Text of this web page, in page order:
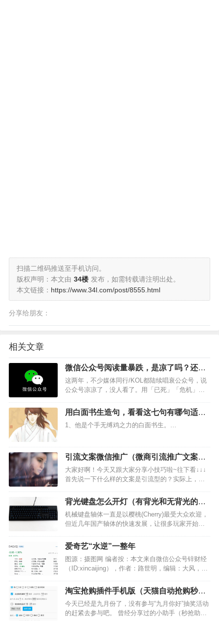
扫描二维码推送至手机访问。
版权声明：本文由 34楼 发布，如需转载请注明出处。
本文链接： https://www.34l.com/post/8555.html
分享给朋友：
相关文章
微信公众号阅读量暴跌，是凉了吗？还是
另有乾坤
这两年，不少媒体同行/KOL都陆续唱衰公众号，说
公众号凉凉了，没人看了。用「已死」「危机」
情况在订阅号改版成信息流推荐后，情况更盛。…
用白面书生造句，看看这七句有哪句适合
你？
1、他是个手无缚鸡之力的白面书生。…
引流文案微信推广（微商引流推广文案模
板）
大家好啊！今天又跟大家分享小技巧啦~往下看↓↓↓
首先说一下什么样的文案是引流型的？实际上，一
目的是先引流然后慢慢进行信任激活变现。 在标题
方面，通常有以下几种类型，今天为大家详细描述
一下。 一…
背光键盘怎么开灯（有背光和无背光的区
别）
机械键盘轴体一直是以樱桃(Cherry)最受大众欢迎，
但近几年国产轴体的快速发展，让很多玩家开始享
产的雷柏轴已经获得众多游戏爱好者的好评。雷柏
同时还有采用经典樱桃轴的产品，笔者最近收到雷
柏V8…
爱奇艺“水逆”一整年
图源：摄图网 编者按：本文来自微信公众号锌财经
（ID:xincaijing），作者：路世明，编辑：大风，创
开始进行一轮大规模裁员。多位被裁员工称，此次
裁员是爱奇艺历史上规模最大的一轮裁员，部分…
淘宝抢购插件手机版（天猫自动抢购秒杀
软件）
今天已经是九月份了，没有参与“九月你好”抽奖活动
的赶紧去参与吧。 曾经分享过的小助手（秒抢助